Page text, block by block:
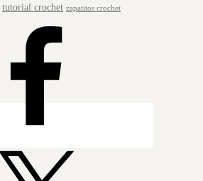
tutorial crochet zapatitos crochet